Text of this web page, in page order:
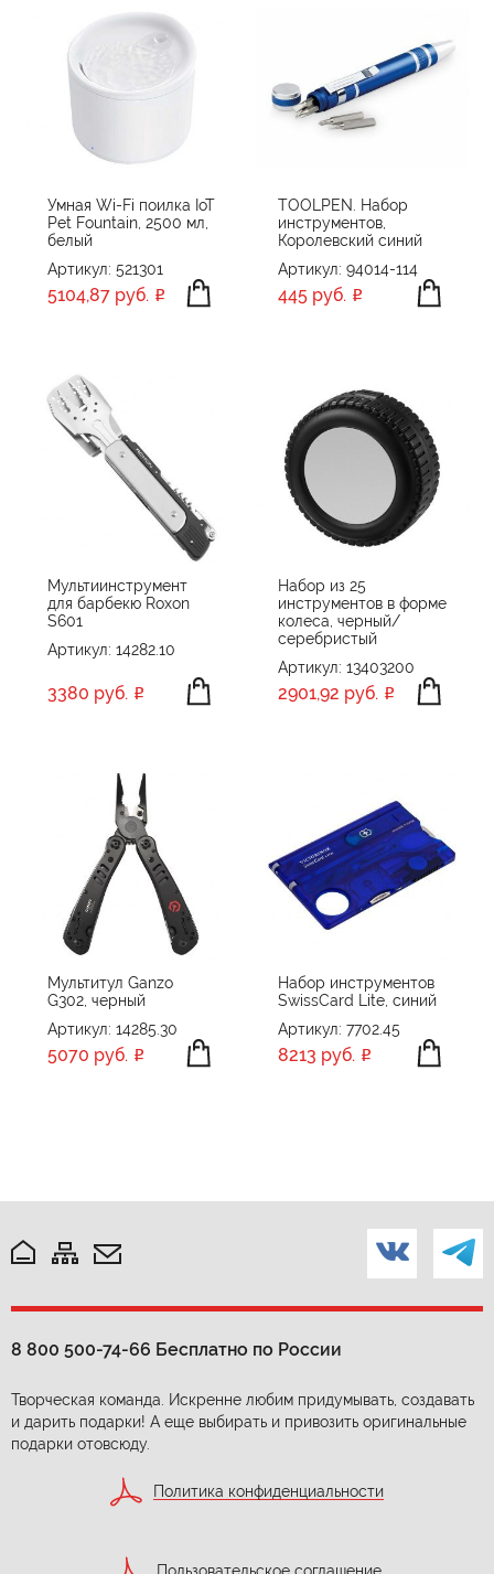
Умная Wi-Fi поилка IoT
Pet Fountain, 2500 мл,
белый
Артикул: 521301
5104,87 руб.
TOOLPEN. Набор
инструментов,
Королевский синий
Артикул: 94014-114
445 руб.
Мультиинструмент
для барбекю Roxon
S601
Артикул: 14282.10
3380 руб.
Набор из 25
инструментов в форме
колеса, черный/
серебристый
Артикул: 13403200
2901,92 руб.
Мультитул Ganzo
G302, черный
Артикул: 14285.30
5070 руб.
Набор инструментов
SwissCard Lite, синий
Артикул: 7702.45
8213 руб.
8 800 500-74-66 Бесплатно по России
Творческая команда. Искренне любим придумывать, создавать
и дарить подарки! А еще выбирать и привозить оригинальные
подарки отовсюду.
Политика конфиденциальности